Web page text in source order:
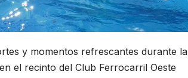
y momentos refrescantes durante la
el recinto del Club Ferrocarril Oeste